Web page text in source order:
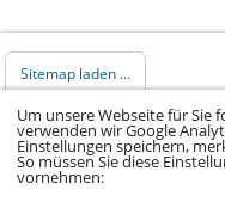
Sitemap laden ...
© 2026 Klinikum Würzburg
Impressum• Datenschutz•
Um unsere Webseite für Sie
verwenden wir Google
Einstellungen speichern,
So müssen Sie diese
vornehmen: